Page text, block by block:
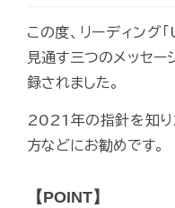
この度、リーディン
見通す三つのメッセー
録されました。
2021年の指針を知り
方などにお勧めです。
【POINT】